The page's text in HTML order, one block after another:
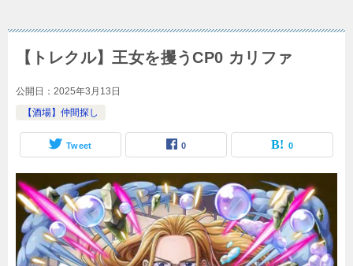
【トレクル】王女を攫うCP0 カリファ
公開日： 2025年3月13日
【酒場】仲間探し
Tweet 0 0